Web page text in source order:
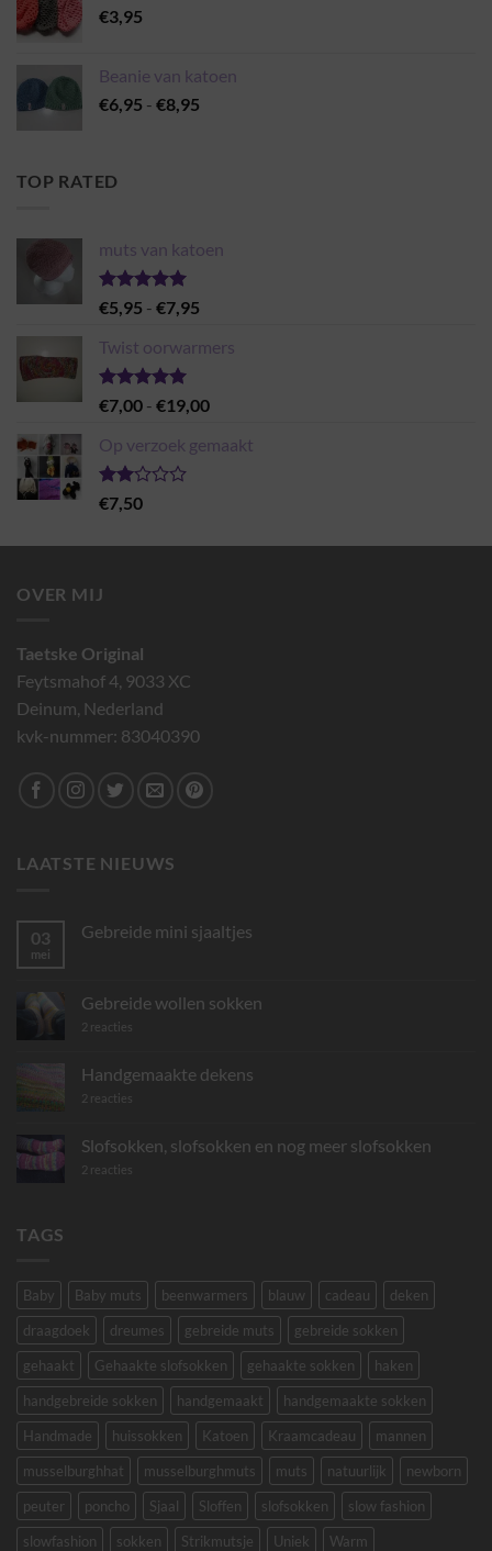
€3,95
Beanie van katoen
€6,95 - €8,95
TOP RATED
muts van katoen
Gewaardeerd
5.00
€5,95 - €7,95
tot
Twist oorwarmers
Gewaardeerd
5.00
€7,00 - €19,00Prijsklasse:
tot
Op verzoek gemaakt
Gewaardeerd
2.00
€7,50
OVER MIJ
Taetske Original
Feytsmahof 4, 9033 XC
Deinum, Nederland
kvk-nummer: 83040390
LAATSTE NIEUWS
03
mei
Gebreide mini sjaaltjes
Gebreide
mini
sjaaltjes
Gebreide wollen sokken
2 reacties
Handgemaakte dekens
2 reacties
Slofsokken, slofsokken en nog meer slofsokken
2 reacties
TAGS
Baby Baby muts beenwarmers blauw cadeau
deken
draagdoek
dreumes gebreide muts
gebreide sokken
gehaakt
Gehaakte slofsokken gehaakte sokken
haken
handgebreide sokken
handgemaakt
handgemaakte sokken
Handmade
huissokken Katoen Kraamcadeau
mannen
musselburghhat
musselburghmuts muts natuurlijk
newborn
peuter
poncho Sjaal Sloffen slofsokken
slow fashion
slowfashion
sokken Strikmutsje Uniek Warm